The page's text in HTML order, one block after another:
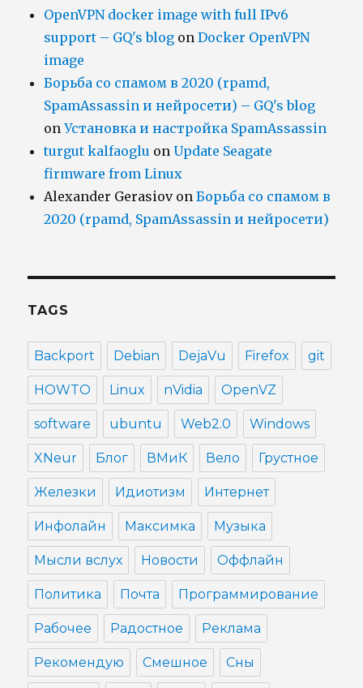
OpenVPN docker image with full IPv6
support – GQ's blog onDocker OpenVPN
image
Борьба со спамом в 2020 (rpamd,
SpamAssassin и нейросети) – GQ's blog
onУстановка и настройка SpamAssassin
turgut kalfaoglu onUpdate Seagate
firmware from Linux
Alexander GerasiovonБорьба со спамом в
2020 (rpamd, SpamAssassin и нейросети)
TAGS
Backport Debian DejaVu Firefox git
HOWTO Linux nVidia OpenVZ
software ubuntu Web2.0 Windows
XNeur Блог ВМиК Вело Грустное
Железки Идиотизм Интернет
Инфолайн Максимка Музыка
Мысли вслух Новости Оффлайн
Политика Почта Программирование
Рабочее Радостное Реклама
Рекомендую Смешное Сны